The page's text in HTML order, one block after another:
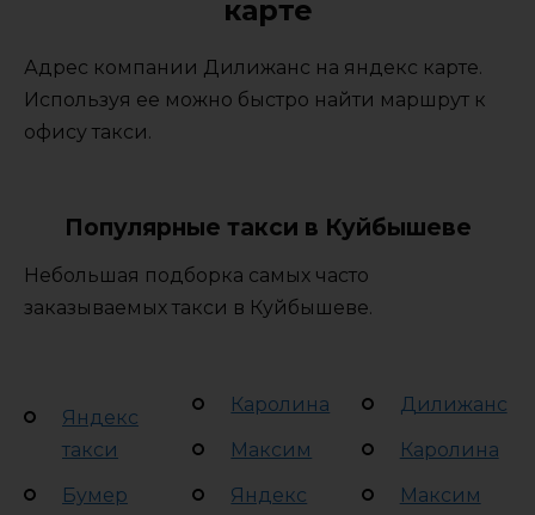
карте
Адрес компании Дилижанс на яндекс карте.
Используя ее можно быстро найти маршрут к
офису такси.
Популярные такси в Куйбышеве
Небольшая подборка самых часто
заказываемых такси в Куйбышеве.
Яндекс
такси
Бумер
Каролина
Максим
Яндекс
Дилижанс
Каролина
Максим